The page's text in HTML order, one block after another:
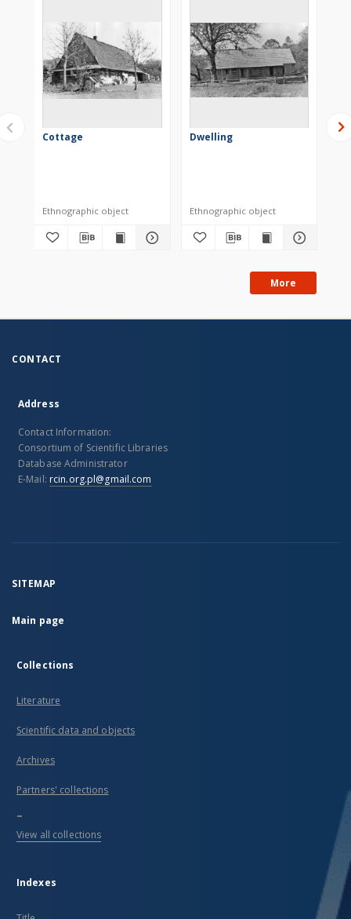
Cottage
Ethnographic object
Dwelling
Ethnographic object
More
CONTACT
Address
Contact Information:
Consortium of Scientific Libraries
Database Administrator
E-Mail: rcin.org.pl@gmail.com
SITEMAP
Main page
Collections
Literature
Scientific data and objects
Archives
Partners' collections
...
View all collections
Indexes